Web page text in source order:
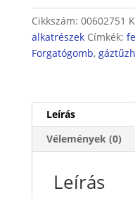
színben
mennyiség
Cikkszám: 00602751
alkatrészek Címkék:
Forgatógomb,
Leírás
Vélemények (0)
Leírás